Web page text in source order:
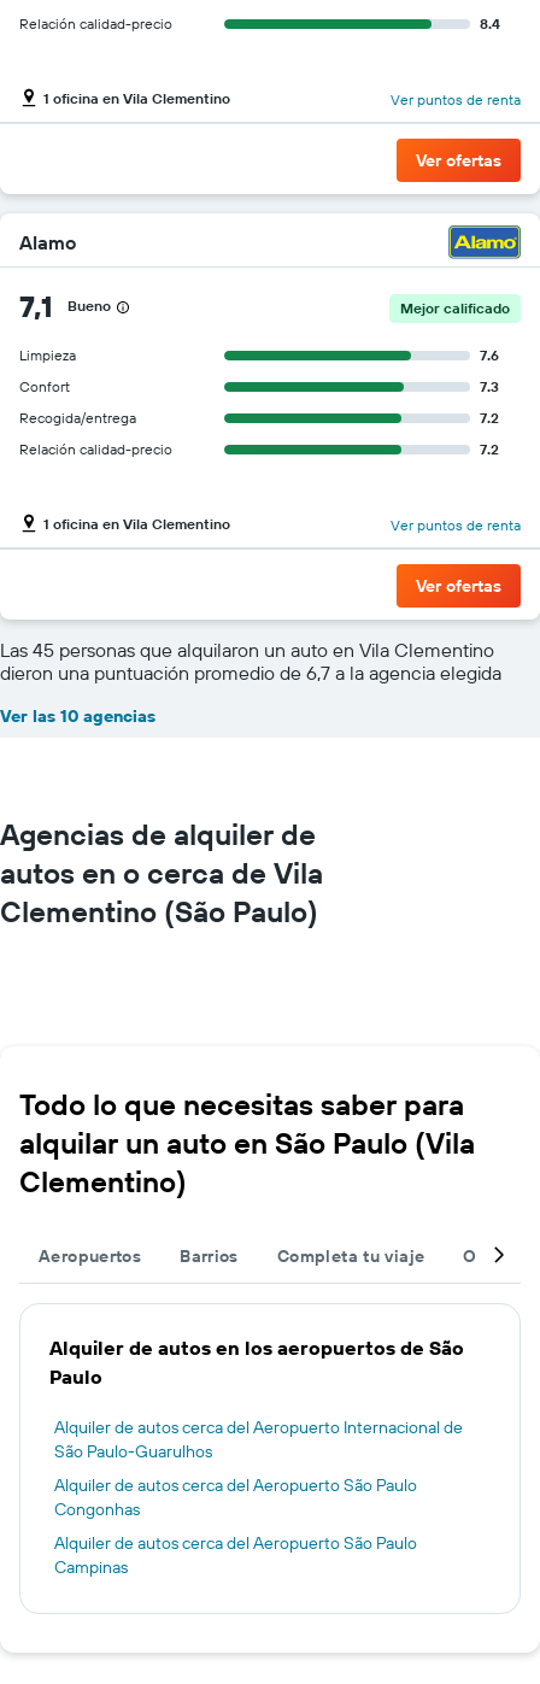
Relación calidad-precio
8.4
1 oficina en Vila Clementino Ver puntos de renta
Ver ofertas
Alamo
7,1 Bueno Mejor calificado
Limpieza
7.6
Confort
7.3
Recogida/entrega
7.2
Relación calidad-precio
7.2
1 oficina en Vila Clementino Ver puntos de renta
Ver ofertas
Las 45 personas que alquilaron un auto en Vila Clementino
dieron una puntuación promedio de 6,7 a la agencia elegida
Ver las 10 agencias
Agencias de alquiler de
autos en o cerca de Vila
Clementino (São Paulo)
Todo lo que necesitas saber para
alquilar un auto en São Paulo (Vila
Clementino)
Aeropuertos Barrios Completa tu viaje Otros
Alquiler de autos en los aeropuertos de São
Paulo
Alquiler de autos cerca del Aeropuerto Internacional de
São Paulo-Guarulhos
Alquiler de autos cerca del Aeropuerto São Paulo
Congonhas
Alquiler de autos cerca del Aeropuerto São Paulo
Campinas